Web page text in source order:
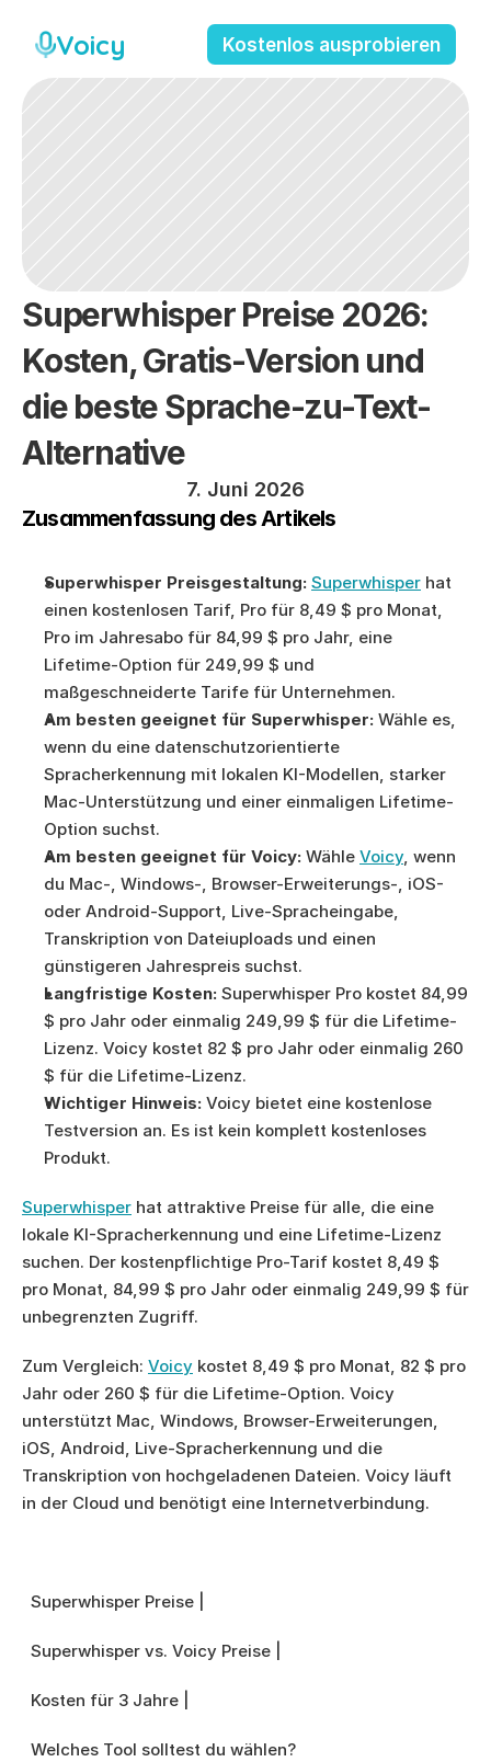
Voicy Kostenlos ausprobieren
Superwhisper Preise 2026:
Kosten, Gratis-Version und
die beste Sprache-zu-Text-
Alternative
7. Juni 2026
Zusammenfassung des Artikels
Superwhisper Preisgestaltung: Superwhisper hat
einen kostenlosen Tarif, Pro für 8,49 $ pro Monat,
Pro im Jahresabo für 84,99 $ pro Jahr, eine
Lifetime-Option für 249,99 $ und
maßgeschneiderte Tarife für Unternehmen.
Am besten geeignet für Superwhisper: Wähle es,
wenn du eine datenschutzorientierte
Spracherkennung mit lokalen KI-Modellen, starker
Mac-Unterstützung und einer einmaligen Lifetime-
Option suchst.
Am besten geeignet für Voicy: Wähle Voicy, wenn
du Mac-, Windows-, Browser-Erweiterungs-, iOS-
oder Android-Support, Live-Spracheingabe,
Transkription von Dateiuploads und einen
günstigeren Jahrespreis suchst.
Langfristige Kosten: Superwhisper Pro kostet 84,99
$ pro Jahr oder einmalig 249,99 $ für die Lifetime-
Lizenz. Voicy kostet 82 $ pro Jahr oder einmalig 260
$ für die Lifetime-Lizenz.
Wichtiger Hinweis: Voicy bietet eine kostenlose
Testversion an. Es ist kein komplett kostenloses
Produkt.
Superwhisper hat attraktive Preise für alle, die eine
lokale KI-Spracherkennung und eine Lifetime-Lizenz
suchen. Der kostenpflichtige Pro-Tarif kostet 8,49 $
pro Monat, 84,99 $ pro Jahr oder einmalig 249,99 $ für
unbegrenzten Zugriff.
Zum Vergleich: Voicy kostet 8,49 $ pro Monat, 82 $ pro
Jahr oder 260 $ für die Lifetime-Option. Voicy
unterstützt Mac, Windows, Browser-Erweiterungen,
iOS, Android, Live-Spracherkennung und die
Transkription von hochgeladenen Dateien. Voicy läuft
in der Cloud und benötigt eine Internetverbindung.
  Superwhisper Preise |
  Superwhisper vs. Voicy Preise |
  Kosten für 3 Jahre |
  Welches Tool solltest du wählen?